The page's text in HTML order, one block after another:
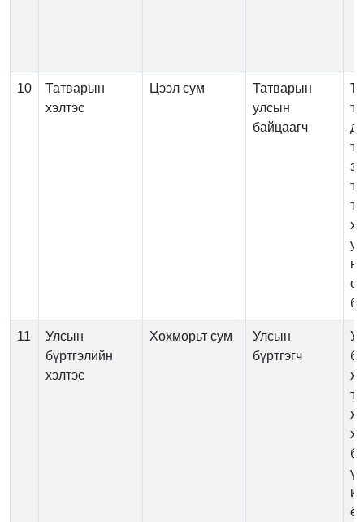
10
Татварын
хэлтэс
Цээл сум
Татварын
улсын
байцаагч
11
Улсын
бүртгэлийн
хэлтэс
Хөхморьт сум
Улсын
бүртгэгч